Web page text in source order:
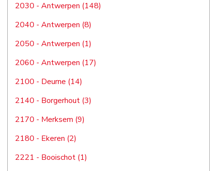
2030 - Antwerpen (148)
2040 - Antwerpen (8)
2050 - Antwerpen (1)
2060 - Antwerpen (17)
2100 - Deurne (14)
2140 - Borgerhout (3)
2170 - Merksem (9)
2180 - Ekeren (2)
2221 - Booischot (1)